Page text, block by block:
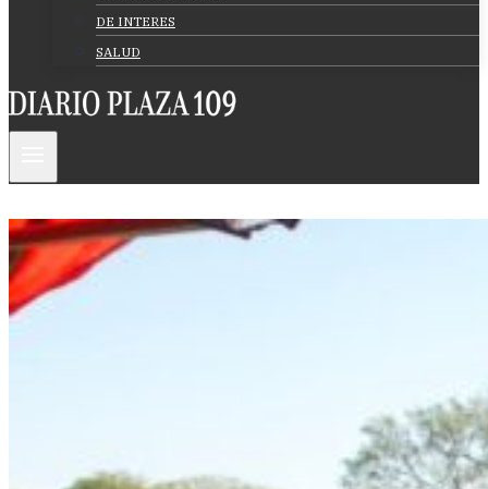
DE INTERES
SALUD